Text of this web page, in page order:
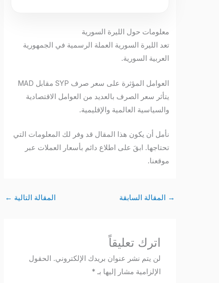
معلومات حول الليرة السورية
تعد الليرة السورية العملة الرسمية في الجمهورية
العربية السورية.
العوامل المؤثرة على سعر صرف SYP مقابل MAD
يتأثر سعر الصرف بالعديد من العوامل الاقتصادية
والسياسية العالمية والإقليمية.
نأمل أن يكون هذا المقال قد وفر لك المعلومات التي
تحتاجها. ابقَ على اطلاع دائم بأسعار العملات عبر
موقعنا.
المقالة السابقة المقالة التالية←
اترك تعليقاً
لن يتم نشر عنوان بريدك الإلكتروني. الحقول
الإلزامية مشار إليها بـ*